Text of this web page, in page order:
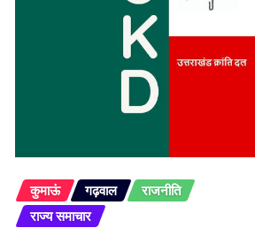
कुमाऊं गढ़वाल
राजनीति
राज्य समाचार